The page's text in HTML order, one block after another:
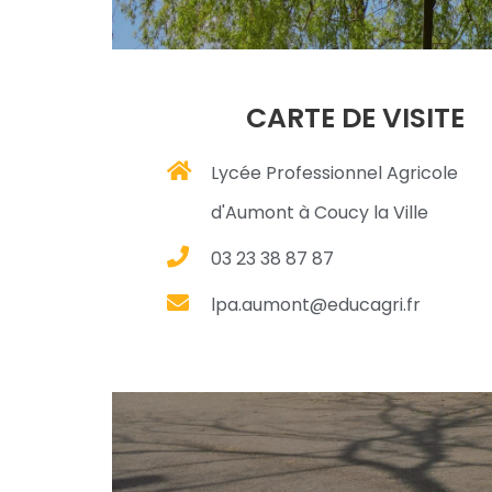
CARTE DE VISITE
Lycée Professionnel Agricole
d'Aumont à Coucy la Ville
03 23 38 87 87
lpa.aumont@educagri.fr